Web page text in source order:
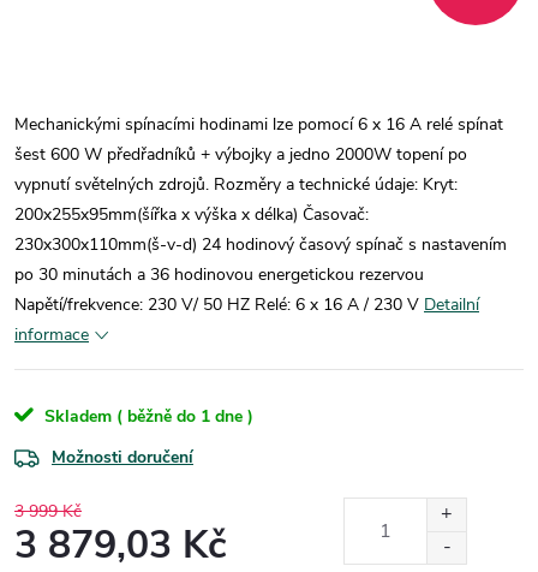
Mechanickými spínacími hodinami lze pomocí 6 x 16 A relé spínat
šest 600 W předřadníků + výbojky a jedno 2000W topení po
vypnutí světelných zdrojů. Rozměry a technické údaje: Kryt:
200x255x95mm(šířka x výška x délka) Časovač:
230x300x110mm(š-v-d) 24 hodinový časový spínač s nastavením
po 30 minutách a 36 hodinovou energetickou rezervou
Napětí/frekvence: 230 V/ 50 HZ Relé: 6 x 16 A / 230 V Detailní
informace
Skladem ( běžně do 1 dne )
Možnosti doručení
3 999 Kč
3 879,03 Kč